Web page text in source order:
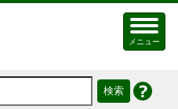
メニュー